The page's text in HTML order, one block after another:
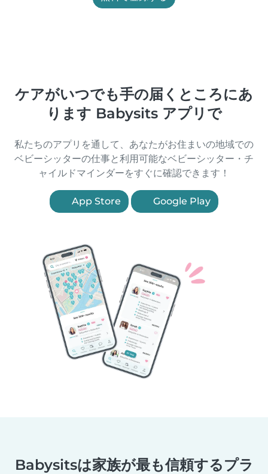
ケアがいつでも手の届くところにあ
ります Babysits アプリで
私たちのアプリを通して、あなたがお住まいの地域での
ベビーシッターの仕事と利用可能なベビーシッター・チ
ャイルドマインダーをすぐに確認できます！
App Store Google Play
Babysitsは家族が最も信頼するプラ